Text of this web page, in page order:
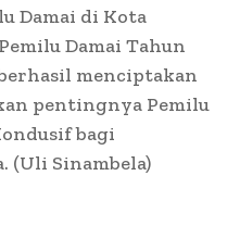
Damai di Kota
Damai Tahun
menciptakan
pentingnya Pemilu
bagi
(Uli Sinambela)